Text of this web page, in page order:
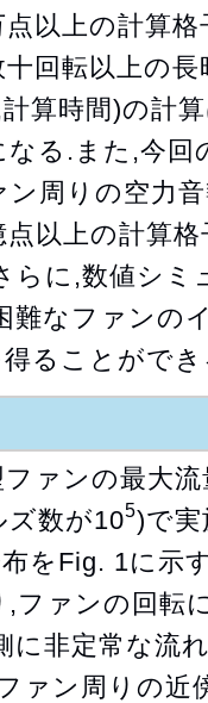
以上の計算
回転以上の
算時間)の計
る.また,今回
周りの空力
以上の計算
らに,数値シミ
難なファンの
ることがで
ァンの最大
ズ数が105)で
をFig. 1に示
ファンの回転
に非定常な流
ァン周りの近